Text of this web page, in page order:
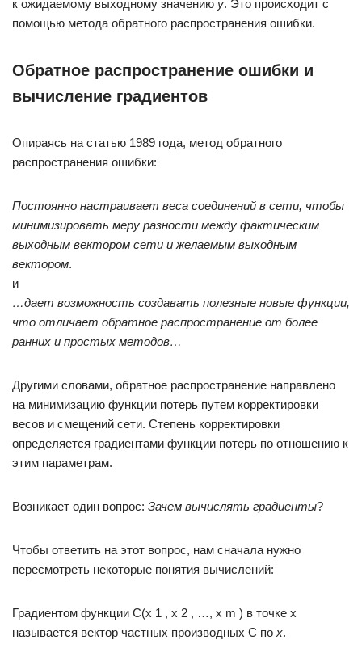
к ожидаемому выходному значению y. Это происходит с
помощью метода обратного распространения ошибки.
Обратное распространение ошибки и
вычисление градиентов
Опираясь на статью 1989 года, метод обратного
распространения ошибки:
Постоянно настраивает веса соединений в сети, чтобы
минимизировать меру разности между фактическим
выходным вектором сети и желаемым выходным
вектором.
и
…дает возможность создавать полезные новые функции,
что отличает обратное распространение от более
ранних и простых методов…
Другими словами, обратное распространение направлено
на минимизацию функции потерь путем корректировки
весов и смещений сети. Степень корректировки
определяется градиентами функции потерь по отношению к
этим параметрам.
Возникает один вопрос: Зачем вычислять градиенты?
Чтобы ответить на этот вопрос, нам сначала нужно
пересмотреть некоторые понятия вычислений:
Градиентом функции С(x 1 , x 2 , …, x m ) в точке x
называется вектор частных производных С по x.